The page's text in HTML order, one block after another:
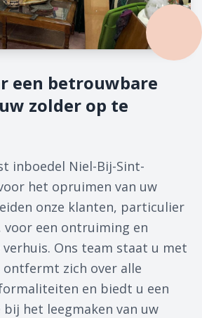
een betrouwbare
zolder op te
inboedel Niel-Bij-Sint-
het opruimen van uw
onze klanten, particulier
voor een ontruiming en
Ons team staat u met
ontfermt zich over alle
en biedt u een
het leegmaken van uw